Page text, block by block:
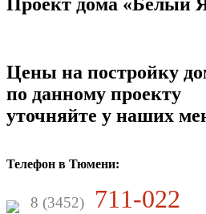
Цены на постройку
по данному проекту
уточняйте у наших
Телефон в Тюмени:
8 (3452) 711-022